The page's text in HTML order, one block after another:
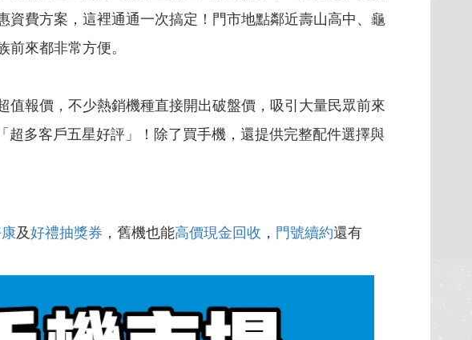
費方案，這裡通通一次搞定！門市地點鄰近壽山高中、龜
來都非常方便。
報價，不少熱銷機種直接開出破盤價，吸引大量民眾前來
多客戶五星好評」！除了買手機，還提供完整配件選擇與
及好禮抽獎券 ，舊機也能高價現金回收 ， 門號續約還有